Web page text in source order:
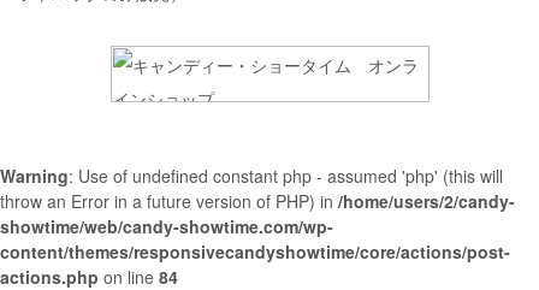
Warning: Use of undefined constant php - assumed 'php' (this will
throw an Error in a future version of PHP) in /home/users/2/candy-
showtime/web/candy-showtime.com/wp-
content/themes/responsivecandyshowtime/core/actions/post-
actions.php on line 84